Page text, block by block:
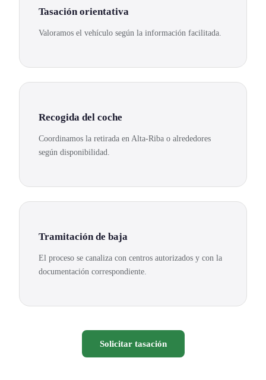
Tasación orientativa
Valoramos el vehículo según la información facilitada.
Recogida del coche
Coordinamos la retirada en Alta-Riba o alrededores
según disponibilidad.
Tramitación de baja
El proceso se canaliza con centros autorizados y con la
documentación correspondiente.
Solicitar tasación